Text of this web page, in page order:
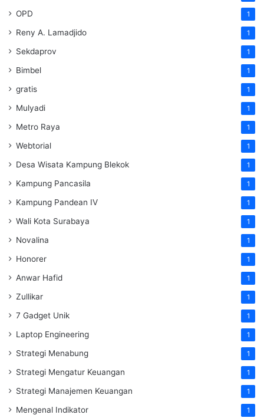
OPD 1
Reny A. Lamadjido 1
Sekdaprov 1
Bimbel 1
gratis 1
Mulyadi 1
Metro Raya 1
Webtorial 1
Desa Wisata Kampung Blekok 1
Kampung Pancasila 1
Kampung Pandean IV 1
Wali Kota Surabaya 1
Novalina 1
Honorer 1
Anwar Hafid 1
Zullikar 1
7 Gadget Unik 1
Laptop Engineering 1
Strategi Menabung 1
Strategi Mengatur Keuangan 1
Strategi Manajemen Keuangan 1
Mengenal Indikator 1